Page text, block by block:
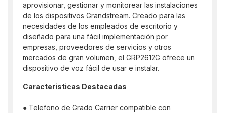
aprovisionar, gestionar y monitorear las instalaciones
de los dispositivos Grandstream. Creado para las
necesidades de los empleados de escritorio y
diseñado para una fácil implementación por
empresas, proveedores de servicios y otros
mercados de gran volumen, el GRP2612G ofrece un
dispositivo de voz fácil de usar e instalar.
Caracteristicas Destacadas
● Telefono de Grado Carrier compatible con